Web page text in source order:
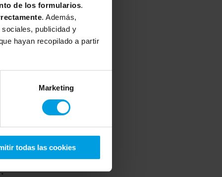
de los formularios.
. Además,
publicidad y
hayan recopilado a partir
Marketing
todas las cookies
.